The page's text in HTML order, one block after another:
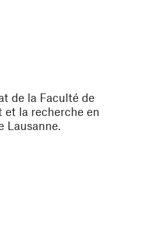
de la Faculté de
et la recherche en
Lausanne.